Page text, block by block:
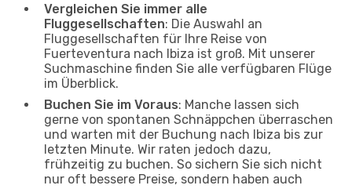
Vergleichen Sie immer alle
Fluggesellschaften: Die Auswahl an
Fluggesellschaften für Ihre Reise von
Fuerteventura nach Ibiza ist groß. Mit unserer
Suchmaschine finden Sie alle verfügbaren Flüge
im Überblick.
Buchen Sie im Voraus: Manche lassen sich
gerne von spontanen Schnäppchen überraschen
und warten mit der Buchung nach Ibiza bis zur
letzten Minute. Wir raten jedoch dazu,
frühzeitig zu buchen. So sichern Sie sich nicht
nur oft bessere Preise, sondern haben auch